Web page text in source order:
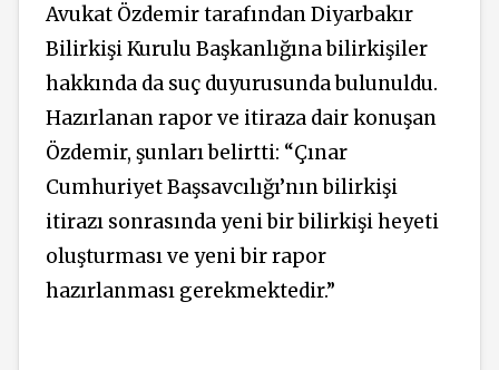
Avukat Özdemir tarafından Diyarbakır
Bilirkişi Kurulu Başkanlığına bilirkişiler
hakkında da suç duyurusunda bulunuldu.
Hazırlanan rapor ve itiraza dair konuşan
Özdemir, şunları belirtti: “Çınar
Cumhuriyet Başsavcılığı’nın bilirkişi
itirazı sonrasında yeni bir bilirkişi heyeti
oluşturması ve yeni bir rapor
hazırlanması gerekmektedir.”